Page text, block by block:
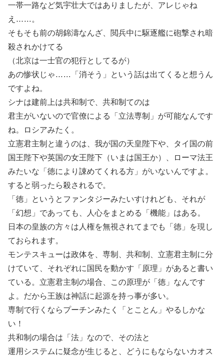
一帯一路など気宇壮大ではありましたが、アレじゃね
え……。
そもそも前の胡錦濤なんざ、閲兵中に駆逐艦に砲撃され暗
殺されかけてる
（北京は一士官の犯行としてるが）
あの惨状じゃ……「消そう」という話は出てくると想うん
ですよね。
シナは建前上は共和制で、共和制てのは
君主がいないので官僚による「立法専制」が可能なんです
ね。ロシアみたく。
立憲君主制と違うのは、我が国の天皇陛下や、タイ国の前
国王陛下や英国の女王陛下（いまは国王か）、ローマ法王
みたいな「徳により諌めてくれる方」がいないんですよ。
すると弱ったら殺されるで。
「徳」というとファンタジーみたいすけれども、それが
「幻想」であっても、人心をまとめる「機能」はある。
日本の皇族の方々は人権を無視されてまでも「徳」を現し
ておられます。
モンテスキューは政体を、専制、共和制、立憲君主制に分
けていて、それぞれに国民を動かす「原理」があると書い
ている。立憲君主制の場合、この原理が「徳」なんです
よ。だから王族は神話に起源を持っ事が多い。
専制で行くならプーチンみたく「とことん」やるしかな
い！
共和制の場合は「法」なので、その法と
運用システムに疑念が生じると、どうにもならないカオス